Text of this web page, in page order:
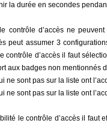
la durée en secondes
contrôle d’accès ne
peut assumer 3
contrôle d’accès il faut
aux badges non mentionnés
ne sont pas sur la liste ont
ne sont pas sur la liste ont
le contrôle d’accès il faut